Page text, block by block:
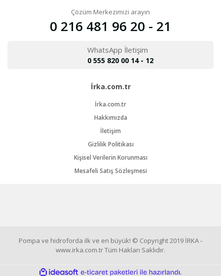
Çözüm Merkezimizi arayın
0 216 481 96 20 - 21
WhatsApp İletişim
0 555 820 00 14 - 12
İrka.com.tr
İrka.com.tr
Hakkımızda
İletişim
Gizlilik Politikası
Kişisel Verilerin Korunması
Mesafeli Satış Sözleşmesi
Pompa ve hidroforda ilk ve en büyük! © Copyright 2019 İRKA -
www.irka.com.tr Tüm Hakları Saklıdır.
ideasoft e-